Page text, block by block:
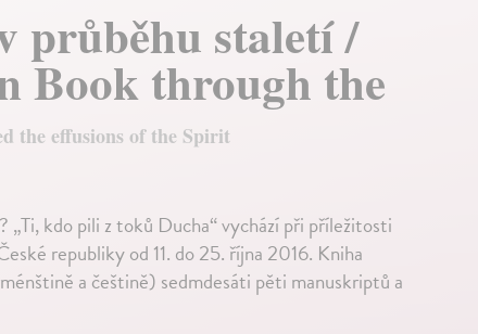
průběhu staletí /
Book through the
the effusions of the Spirit
kdo pili z toků Ducha“ vychází při příležitosti
republiky od 11. do 25. října 2016. Kniha
a češtině) sedmdesáti pěti manuskriptů a